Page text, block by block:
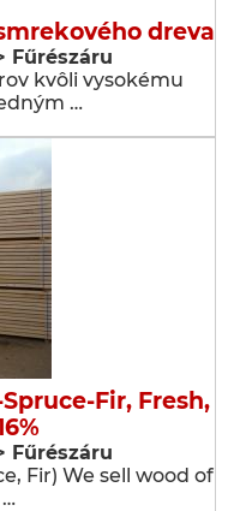
dreva
Fűrészáru
kvôli vysokému
…
Fir, Fresh,
Fűrészáru
Fir) We sell wood of